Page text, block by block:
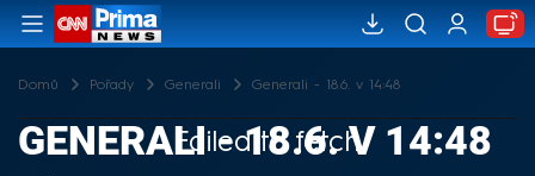
Domů Pořady Generali Generali - 18.6. v 14:48
Failed to fetch
GENERALI - 18.6. V 14:48